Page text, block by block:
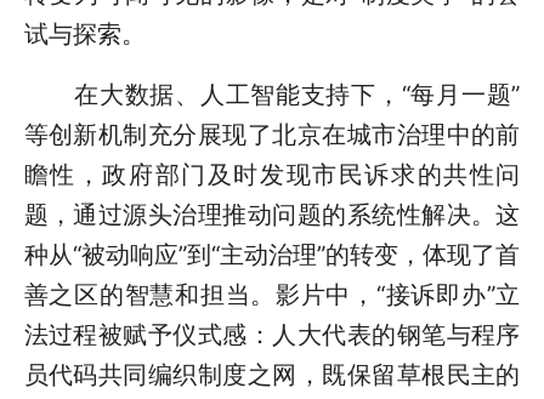
试与探索。
在大数据、人工智能支持下，“每月一题”
等创新机制充分展现了北京在城市治理中的前
瞻性，政府部门及时发现市民诉求的共性问
题，通过源头治理推动问题的系统性解决。这
种从“被动响应”到“主动治理”的转变，体现了首
善之区的智慧和担当。影片中，“接诉即办”立
法过程被赋予仪式感：人大代表的钢笔与程序
员代码共同编织制度之网，既保留草根民主的